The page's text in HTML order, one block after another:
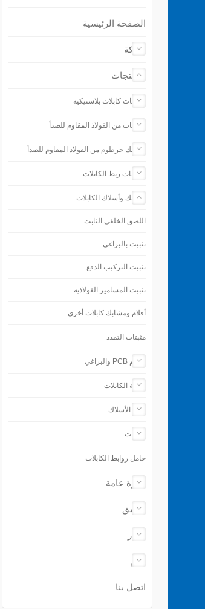
الصفحة الرئيسية
شركة
المنتجات
رباطات كابلات بلاستيكية
رباطات من الفولاذ المقاوم للصدأ
مشابك خرطوم من الفولاذ المقاوم للصدأ
ملحقات ربط الكابلات
مشابك وأسلاك الكابلات
اللصق الخلفي الثابت
تثبيت بالبراغي
تثبيت التركيب الدفع
تثبيت المسامير الفولاذية
أقلام ومشابك كابلات أخرى
مثبتات التمدد
دعائم PCB والبراغي
حماية الكابلات
إنهاء الأسلاك
الأدوات
حامل روابط الكابلات
نظرة عامة
تطبيق
أخبار
دعم
اتصل بنا